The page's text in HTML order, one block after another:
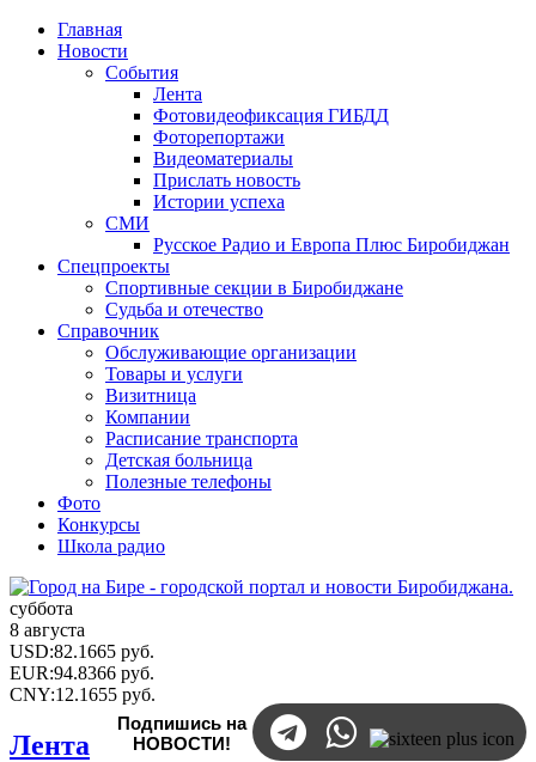
Главная
Новости
События
Лента
Фотовидеофиксация ГИБДД
Фоторепортажи
Видеоматериалы
Прислать новость
Истории успеха
СМИ
Русское Радио и Европа Плюс Биробиджан
Спецпроекты
Спортивные секции в Биробиджане
Судьба и отечество
Справочник
Обслуживающие организации
Товары и услуги
Визитница
Компании
Расписание транспорта
Детская больница
Полезные телефоны
Фото
Конкурсы
Школа радио
суббота
8 августа
USD:82.1665 руб.
EUR:94.8366 руб.
CNY:12.1655 руб.
Подпишись на
НОВОСТИ!
Лента